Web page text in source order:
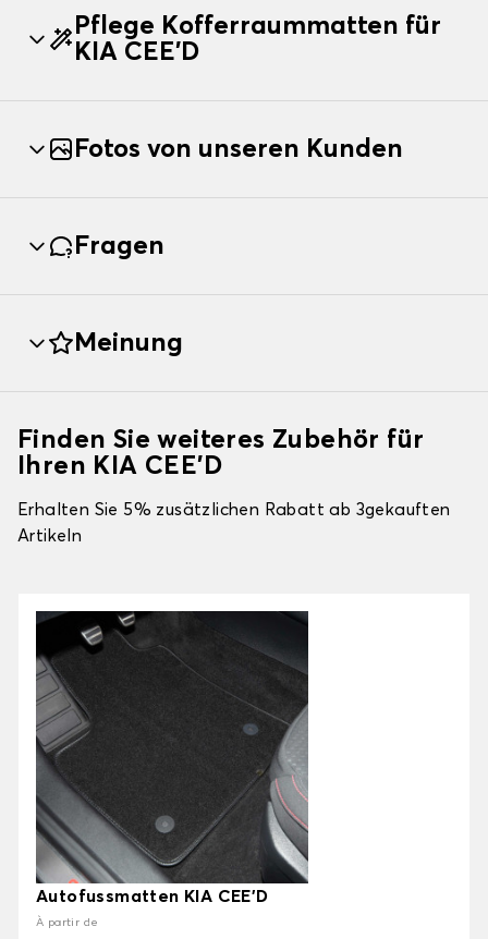
Pflege Kofferraummatten für
KIA CEE'D
Fotos von unseren Kunden
Fragen
Meinung
Finden Sie weiteres Zubehör für
Ihren KIA CEE'D
Erhalten Sie 5% zusätzlichen Rabatt ab 3gekauften
Artikeln
Autofussmatten KIA CEE'D
À partir de